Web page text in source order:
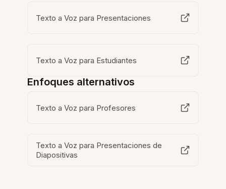
Texto a Voz para Presentaciones
Texto a Voz para Estudiantes
Enfoques alternativos
Texto a Voz para Profesores
Texto a Voz para Presentaciones de
Diapositivas